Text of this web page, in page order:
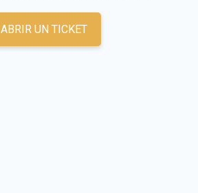
ABRIR UN TICKET